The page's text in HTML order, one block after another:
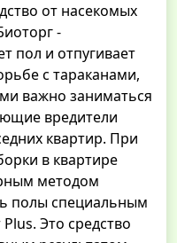
от насекомых
-
пол и отпугивает
с тараканами,
важно заниматься
вредители
квартир. При
в квартире
методом
полы специальным
Это средство